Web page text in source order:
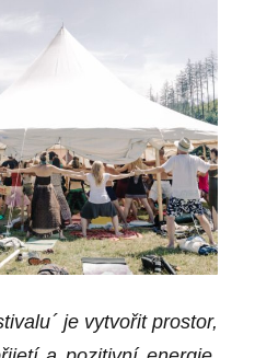
´ je vytvořit prostor,